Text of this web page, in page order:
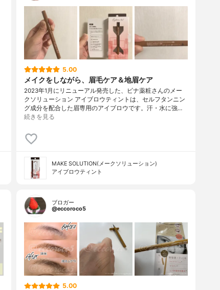
5.00
メイクをしながら、眉毛ケア＆地眉ケア
2023年1月にリニューアル発売した、ビナ薬粧さんのメー
クソリューション アイブロウティントは、セルフタンニン
グ成分を配合した眉専用のアイブロウです。汗・水に強…
続きを見る
MAKE SOLUTION(メークソリューション)
アイブロウティント
ブロガー
@eccoroco5
5.00